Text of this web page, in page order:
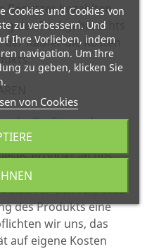
Benutzer bezahlten
des Rückgaberechts
Käufer die Kosten
, Parfüm- oder
Qualität erworben
Produkt an uns
wird kostenlos
Für den Fall, dass
des Produkts eine
wir uns, das
auf eigene Kosten
Cookies und Cookies von
zu verbessern. Und
Ihre Vorlieben, indem
navigation. Um Ihre
zu geben, klicken Sie
von Cookies